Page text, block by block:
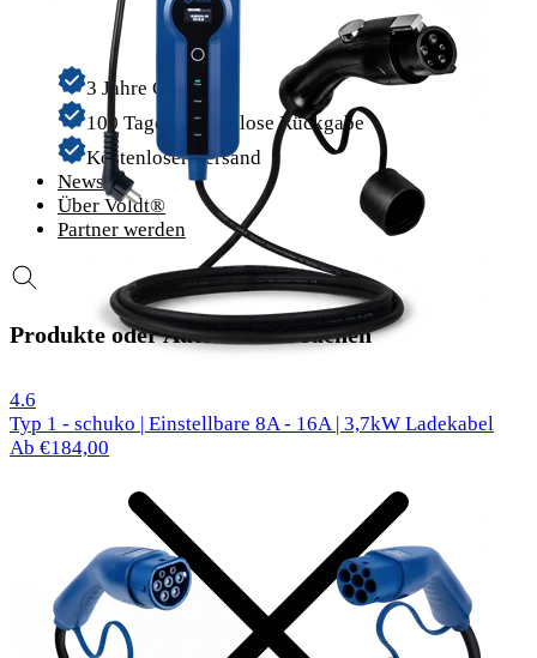
3 Jahre Garantie
100 Tage problemlose Rückgabe
Kostenloser Versand
News
Über Voldt®
Partner werden
Produkte oder Automodelle suchen
4.6
Typ 1 - schuko | Einstellbare 8A - 16A | 3,7kW Ladekabel
Ab €184,00